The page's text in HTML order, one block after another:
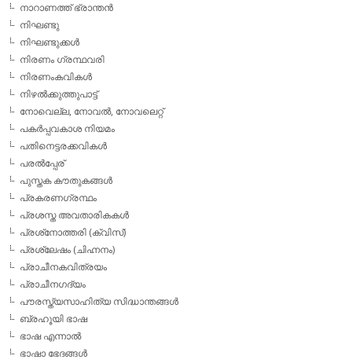
നാറാണത്ത് ഭ്രാന്തന്‍
നിഘണ്ടു
നിഘണ്ടുക്കള്‍
നിരണം ഗ്രന്ഥവരി
നിരണംകവികള്‍
നിഴല്‍ക്കുത്തുപാട്ട്
നോവെല്ല, നോവല്‍, നോവലെറ്റ്
പകര്‍പ്പവകാശ നിയമം
പതിനെട്ടരക്കവികള്‍
പരല്‍പ്പേര്
പുസ്തക കൗതുകങ്ങള്‍
പ്രകരണഗ്രന്ഥം
പ്രശസ്ത അവതാരികകള്‍
പ്രശ്‌നോത്തരി (ക്വിസ്)
പ്രശ്ലേഷം (ചിഹ്നനം)
പ്രാചീനകവിത്രയം
പ്രാചീനഗദ്യം
പൗരസ്ത്യസാഹിത്യ സിദ്ധാന്തങ്ങള്‍
ബ്രഹൂയി ഭാഷ
ഭാഷ എന്നാല്‍
ഭാഷാ ഭേദങ്ങള്‍